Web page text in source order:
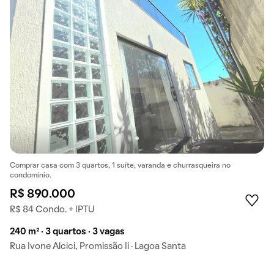
Comprar casa com 3 quartos, 1 suíte, varanda e churrasqueira no
condomínio.
R$ 890.000
R$ 84 Condo. + IPTU
240 m² · 3 quartos · 3 vagas
Rua Ivone Alcici, Promissão Ii · Lagoa Santa